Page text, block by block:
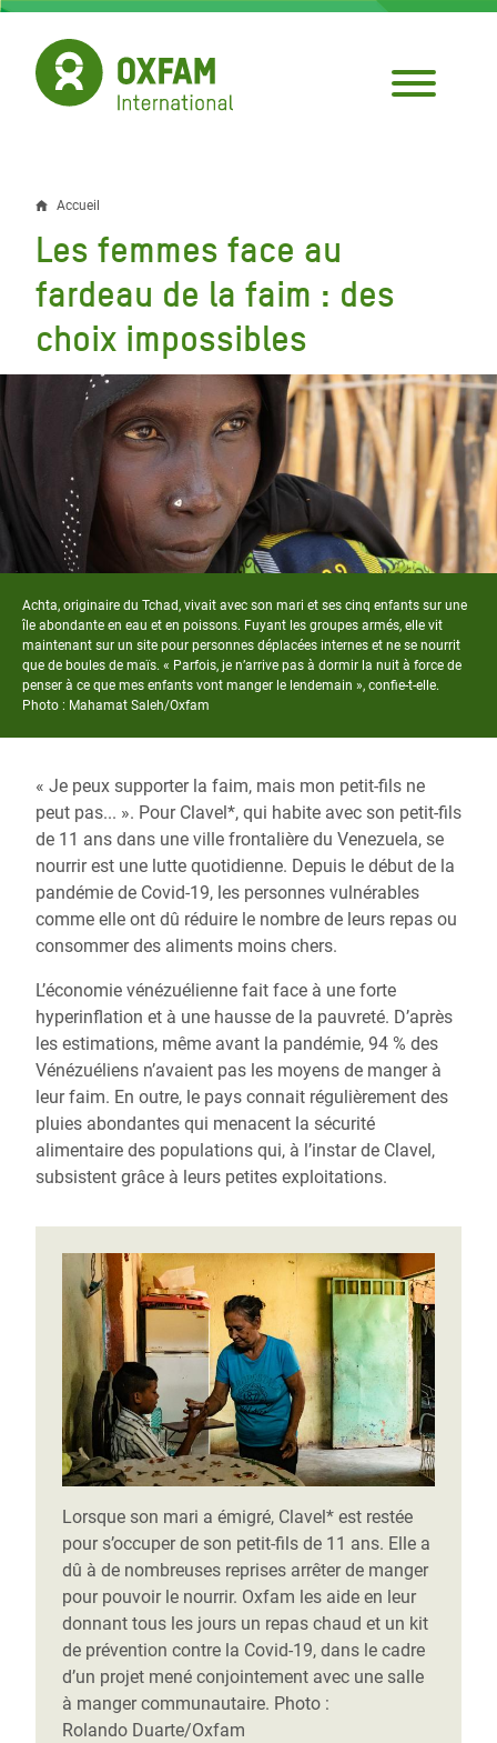
Aller
contenu
principal
Fil
d'Ariane
Accueil
Les femmes face au
fardeau de la faim : des
choix impossibles
Achta, originaire du Tchad, vivait avec son mari et ses cinq enfants sur une
île abondante en eau et en poissons. Fuyant les groupes armés, elle vit
maintenant sur un site pour personnes déplacées internes et ne se nourrit
que de boules de maïs. « Parfois, je n’arrive pas à dormir la nuit à force de
penser à ce que mes enfants vont manger le lendemain », confie-t-elle.
Photo : Mahamat Saleh/Oxfam
« Je peux supporter la faim, mais mon petit-fils ne
peut pas... ». Pour Clavel*, qui habite avec son petit-fils
de 11 ans dans une ville frontalière du Venezuela, se
nourrir est une lutte quotidienne. Depuis le début de la
pandémie de Covid-19, les personnes vulnérables
comme elle ont dû réduire le nombre de leurs repas ou
consommer des aliments moins chers.
L’économie vénézuélienne fait face à une forte
hyperinflation et à une hausse de la pauvreté. D’après
les estimations, même avant la pandémie, 94 % des
Vénézuéliens n’avaient pas les moyens de manger à
leur faim. En outre, le pays connait régulièrement des
pluies abondantes qui menacent la sécurité
alimentaire des populations qui, à l’instar de Clavel,
subsistent grâce à leurs petites exploitations.
Lorsque son mari a émigré, Clavel* est restée
pour s’occuper de son petit-fils de 11 ans. Elle a
dû à de nombreuses reprises arrêter de manger
pour pouvoir le nourrir. Oxfam les aide en leur
donnant tous les jours un repas chaud et un kit
de prévention contre la Covid-19, dans le cadre
d’un projet mené conjointement avec une salle
à manger communautaire. Photo :
Rolando Duarte/Oxfam